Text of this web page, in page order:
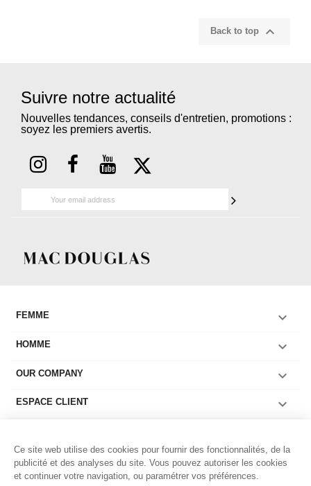
Back to top 
Suivre notre actualité
Nouvelles tendances, conseils d'entretien, promotions :
soyez les premiers avertis.
FEMME 
HOMME 
OUR COMPANY 
ESPACE CLIENT 
COLLECTIONS HOMME 
Ce site web utilise des cookies pour fournir des fonctionnalités, de la
publicité et des analyses du site. Vous pouvez autoriser les cookies
et continuer votre navigation, ou paramétrer vos préférences.